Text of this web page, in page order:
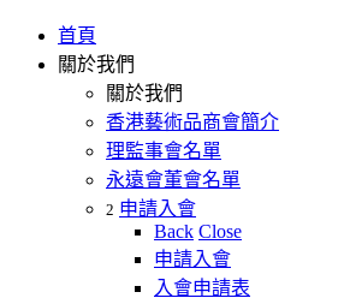
首頁
關於我們
關於我們
香港藝術品商會簡介
理監事會名單
永遠會董會名單
2 申請入會
Back Close
申請入會
入會申請表